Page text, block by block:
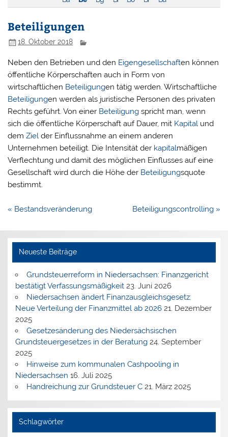
Beteiligungen
18. Oktober 2018
Neben den Betrieben und den Eigengesellschaften können
öffentliche Körperschaften auch in Form von
wirtschaftlichen Beteiligungen tätig werden. Wirtschaftliche
Beteiligungen werden als juristische Personen des privaten
Rechts geführt. Von einer Beteiligung spricht man, wenn
sich die öffentliche Körperschaft auf Dauer, mit Kapital und
demZiel der Einflussnahme an einem anderen
Unternehmen beteiligt. Die Intensität der kapitalmäßigen
Verflechtung und damit des möglichen Einflusses auf eine
Gesellschaft wird durch die Höhe der Beteiligungsquote
bestimmt.
Beitragsnavigation
« Bestandsveränderung Beteiligungscontrolling »
Neueste Beiträge
Grundsteuerreform in Niedersachsen: Finanzgericht
bestätigt Verfassungsmäßigkeit 23. Juni 2026
Niedersachsen ändert Finanzausgleichsgesetz:
Neue Verteilung der Finanzmittel ab 2026 21. Dezember
2025
Gesetzesänderung des Niedersächsischen
Grundsteuergesetzes in der Beratung 24. September
2025
Hinweise zum kommunalen Cashpooling in
Niedersachsen 16. Juli 2025
Handreichung zur Grundsteuer C 21. März 2025
Schlagwörter